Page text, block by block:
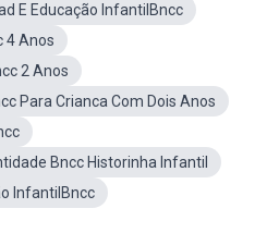
E Educação InfantilBncc
4 Anos
2 Anos
Para Crianca Com Dois Anos
Bncc Historinha Infantil
InfantilBncc